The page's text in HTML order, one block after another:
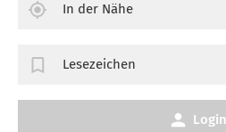
In der Nähe
Lesezeichen
Login